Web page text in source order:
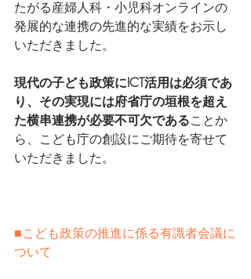
たがる産婦人科・小児科オンラインの
発展的な連携の先進的な実績をお示し
いただきました。
現代の子ども政策にICT活用は必須であ
り、その実現には府省庁の垣根を超え
た横串連携が必要不可欠であることか
ら、こども庁の創設にご期待を寄せて
いただきました。
■こども政策の推進に係る有識者会議に
ついて